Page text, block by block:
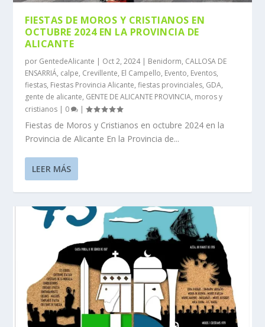
FIESTAS DE MOROS Y CRISTIANOS EN
OCTUBRE 2024 EN LA PROVINCIA DE
ALICANTE
por GentedeAlicante | Oct 2, 2024| Benidorm, CALLOSA DE
ENSARRIÁ, calpe, Crevillente, El Campello, Evento, Eventos,
fiestas, Fiestas Provincia Alicante,fiestas provinciales, GDA,
gente de alicante, GENTE DE ALICANTE PROVINCIA, moros y
cristianos | 0 |
Fiestas de Moros y Cristianos en octubre 2024 en la
Provincia de Alicante En la Provincia de...
LEER MÁS